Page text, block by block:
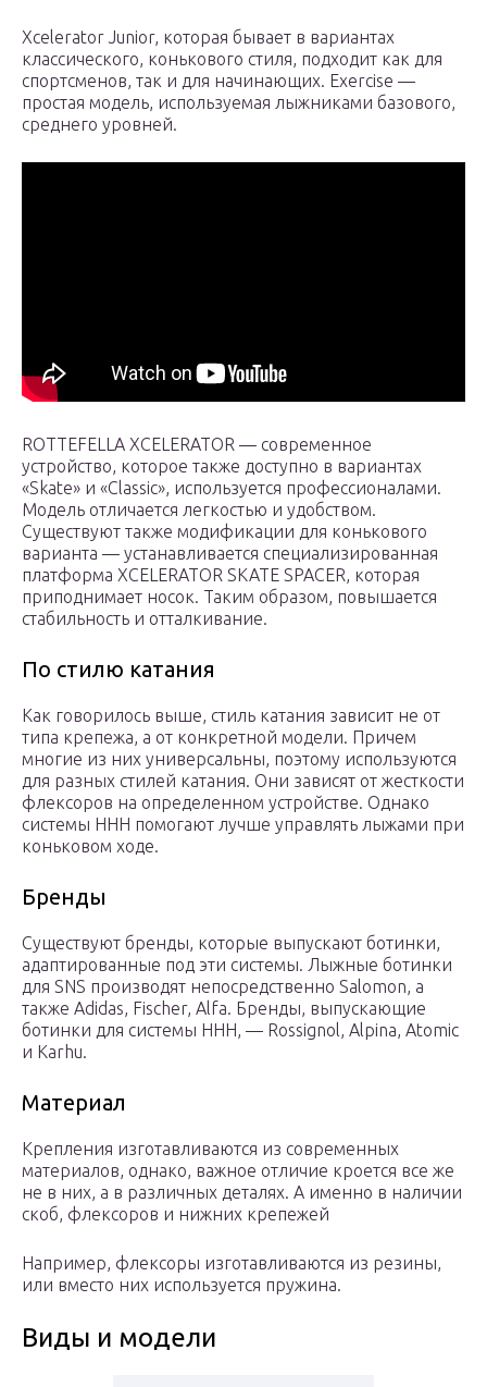
Xcelerator Junior, которая бывает в вариантах
классического, конькового стиля, подходит как для
спортсменов, так и для начинающих. Exercise —
простая модель, используемая лыжниками базового,
среднего уровней.
ROTTEFELLA XCELERATOR — современное
устройство, которое также доступно в вариантах
«Skate» и «Classic», используется профессионалами.
Модель отличается легкостью и удобством.
Существуют также модификации для конькового
варианта — устанавливается специализированная
платформа XCELERATOR SKATE SPACER, которая
приподнимает носок. Таким образом, повышается
стабильность и отталкивание.
По стилю катания
Как говорилось выше, стиль катания зависит не от
типа крепежа, а от конкретной модели. Причем
многие из них универсальны, поэтому используются
для разных стилей катания. Они зависят от жесткости
флексоров на определенном устройстве. Однако
системы ННН помогают лучше управлять лыжами при
коньковом ходе.
Бренды
Существуют бренды, которые выпускают ботинки,
адаптированные под эти системы. Лыжные ботинки
для SNS производят непосредственно Salomon, а
также Adidas, Fischer, Alfa. Бренды, выпускающие
ботинки для системы ННН, — Rossignol, Alpina, Atomic
и Karhu.
Материал
Крепления изготавливаются из современных
материалов, однако, важное отличие кроется все же
не в них, а в различных деталях. А именно в наличии
скоб, флексоров и нижних крепежей
Например, флексоры изготавливаются из резины,
или вместо них используется пружина.
Виды и модели